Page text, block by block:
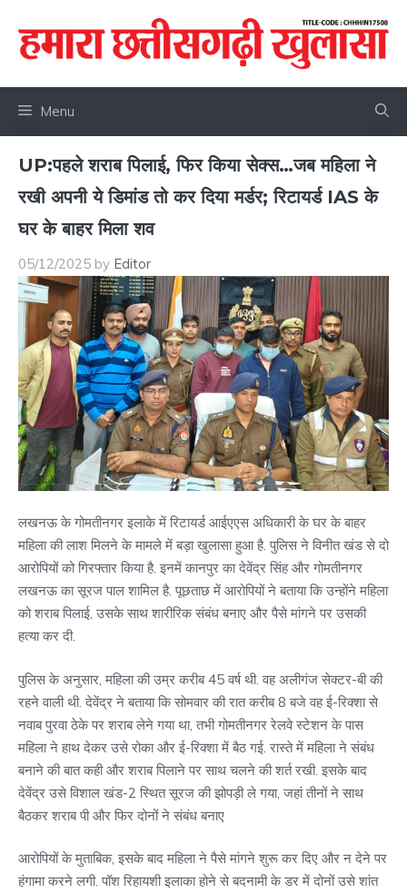
content
Menu
UP:पहले शराब पिलाई, फिर किया सेक्स…जब महिला ने
रखी अपनी ये डिमांड तो कर दिया मर्डर; रिटायर्ड IAS के
घर के बाहर मिला शव
05/12/2025 by Editor
लखनऊ के गोमतीनगर इलाके में रिटायर्ड आईएएस अधिकारी के घर के बाहर
महिला की लाश मिलने के मामले में बड़ा खुलासा हुआ है. पुलिस ने विनीत खंड से दो
आरोपियों को गिरफ्तार किया है. इनमें कानपुर का देवेंद्र सिंह और गोमतीनगर
लखनऊ का सूरज पाल शामिल है. पूछताछ में आरोपियों ने बताया कि उन्होंने महिला
को शराब पिलाई, उसके साथ शारीरिक संबंध बनाए और पैसे मांगने पर उसकी
हत्या कर दी.
पुलिस के अनुसार, महिला की उम्र करीब 45 वर्ष थी. वह अलीगंज सेक्टर-बी की
रहने वाली थी. देवेंद्र ने बताया कि सोमवार की रात करीब 8 बजे वह ई-रिक्शा से
नवाब पुरवा ठेके पर शराब लेने गया था, तभी गोमतीनगर रेलवे स्टेशन के पास
महिला ने हाथ देकर उसे रोका और ई-रिक्शा में बैठ गई. रास्ते में महिला ने संबंध
बनाने की बात कही और शराब पिलाने पर साथ चलने की शर्त रखी. इसके बाद
देवेंद्र उसे विशाल खंड-2 स्थित सूरज की झोपड़ी ले गया, जहां तीनों ने साथ
बैठकर शराब पी और फिर दोनों ने संबंध बनाए
आरोपियों के मुताबिक, इसके बाद महिला ने पैसे मांगने शुरू कर दिए और न देने पर
हंगामा करने लगी. पॉश रिहायशी इलाका होने से बदनामी के डर में दोनों उसे शांत